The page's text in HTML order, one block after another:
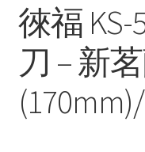
徠福
刀 – 新